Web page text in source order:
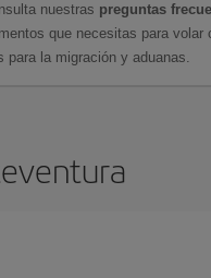
nuestras preguntas
que necesitas para
para la migración y aduanas.